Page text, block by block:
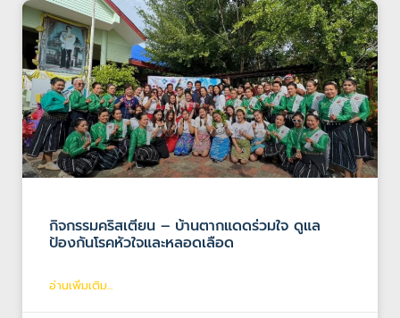
กิจกรรมคริสเตียน – บ้านตากแดดร่วมใจ ดูแล
ป้องกันโรคหัวใจและหลอดเลือด
อ่านเพิ่มเติม...